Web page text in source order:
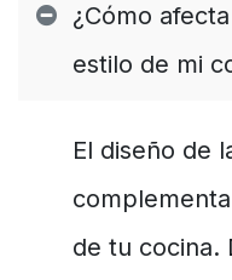
¿Cómo
estilo de mi
El diseño de
de tu cocina.